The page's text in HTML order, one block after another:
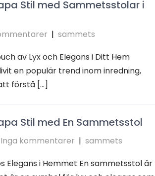
Stil med Sammetsstolar i
| sammets
av Lyx och Elegans i Ditt Hem
en populär trend inom inredning,
förstå […]
Stil med En Sammetsstol
Inga kommentarer | sammets
Elegans i Hemmet En sammetsstol är